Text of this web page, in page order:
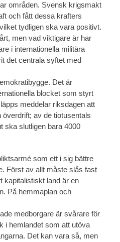
områden. Svensk krigsmakt
och fått dessa krafters
tydligen ska vara positivt.
men vad viktigare är har
i internationella militära
det centrala syftet med
Det är
blocket som styrt
meddelar riksdagen att
överdrift; av de tiotusentals
ska slutligen bara 4000
som ett i sig bättre
Först av allt måste slås fast
kapitalistiskt land är en
På hemmaplan och
medborgare är svårare för
i hemlandet som att utöva
Det kan vara så, men